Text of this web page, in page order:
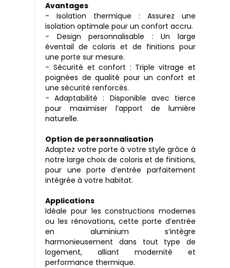
Avantages
- Isolation thermique : Assurez une
isolation optimale pour un confort accru.
- Design personnalisable : Un large
éventail de coloris et de finitions pour
une porte sur mesure.
- Sécurité et confort : Triple vitrage et
poignées de qualité pour un confort et
une sécurité renforcés.
- Adaptabilité : Disponible avec tierce
pour maximiser l’apport de lumière
naturelle.
Option de personnalisation
Adaptez votre porte à votre style grâce à
notre large choix de coloris et de finitions,
pour une porte d’entrée parfaitement
intégrée à votre habitat.
Applications
Idéale pour les constructions modernes
ou les rénovations, cette porte d’entrée
en aluminium s’intègre
harmonieusement dans tout type de
logement, alliant modernité et
performance thermique.